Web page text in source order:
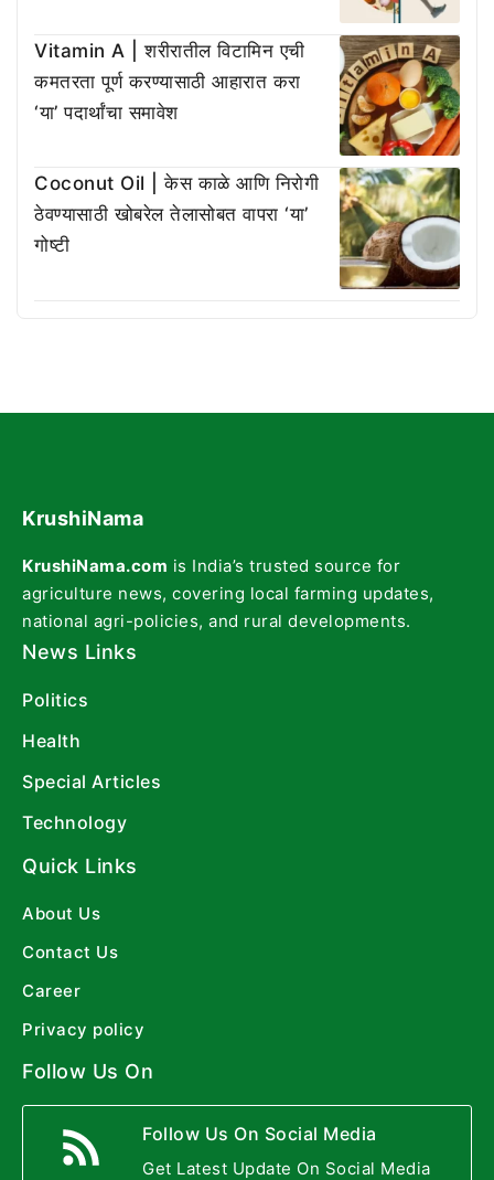
Vitamin A | शरीरातील विटामिन एची
कमतरता पूर्ण करण्यासाठी आहारात करा
‘या’ पदार्थांचा समावेश
Coconut Oil | केस काळे आणि निरोगी
ठेवण्यासाठी खोबरेल तेलासोबत वापरा ‘या’
गोष्टी
KrushiNama
KrushiNama.com is India’s trusted source for
agriculture news, covering local farming updates,
national agri-policies, and rural developments.
News Links
Politics
Health
Special Articles
Technology
Quick Links
About Us
Contact Us
Career
Privacy policy
Follow Us On
Follow Us On Social Media
Get Latest Update On Social Media